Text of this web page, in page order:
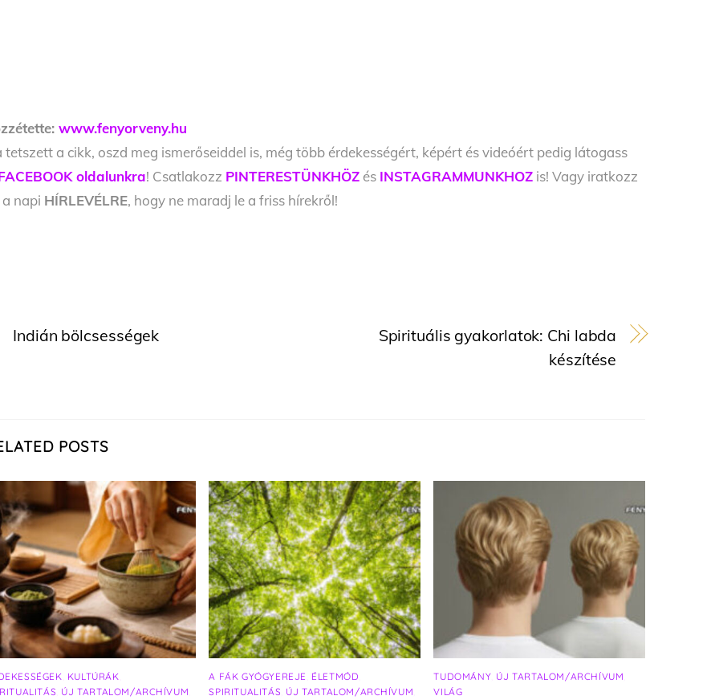
www.fenyorveny.hu
tetszett a cikk, oszd meg ismerőseiddel is, még több érdekességért, képért és videóért pedig látogass
oldalunkra! Csatlakozz PINTERESTÜNKHÖZ és INSTAGRAMMUNKHOZ is! Vagy iratkozz
napi HÍRLEVÉLRE, hogy ne maradj le a friss hírekről!
Indián bölcsességek
Spirituális gyakorlatok: Chi labda
készítése
POSTS
KULTÚRÁK
ÚJ TARTALOM/ARCHÍVUM
A FÁK GYÓGYEREJE ÉLETMÓD
SPIRITUALITÁS ÚJ TARTALOM/ARCHÍVUM
TUDOMÁNY ÚJ TARTALOM/ARCHÍVUM
VILÁG